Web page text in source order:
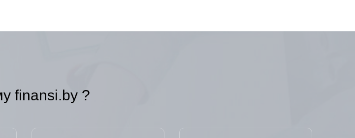
finansi.by ?